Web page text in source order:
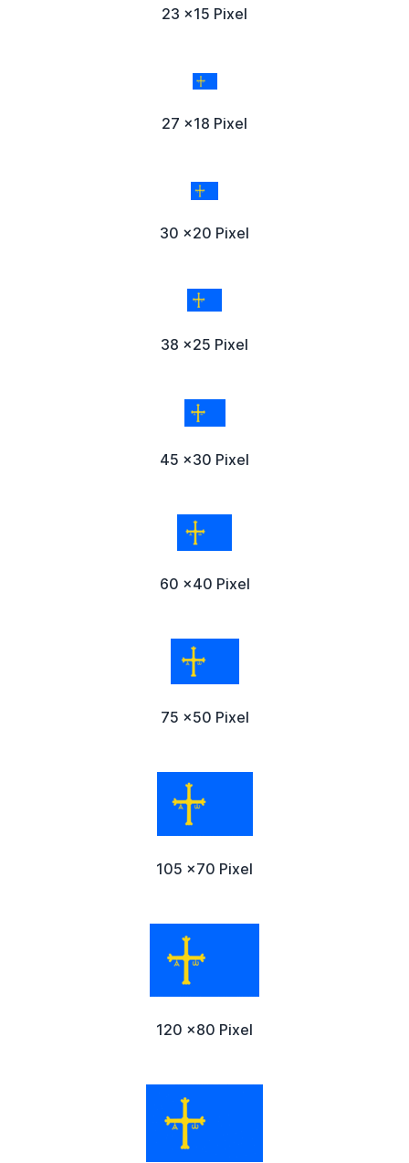
23 x15 Pixel
27 x18 Pixel
30 x20 Pixel
38 x25 Pixel
45 x30 Pixel
60 x40 Pixel
75 x50 Pixel
105 x70 Pixel
120 x80 Pixel